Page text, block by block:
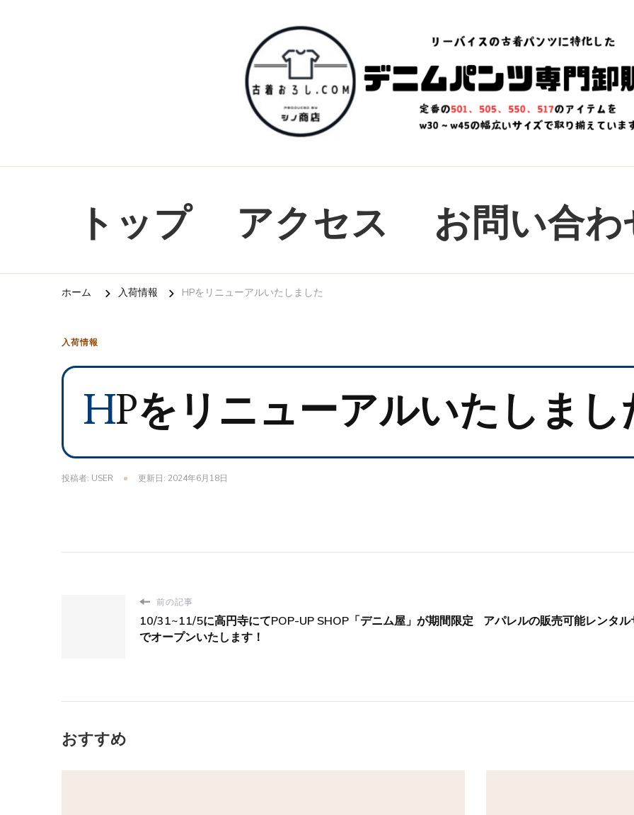
トップ アクセス お問い合
ホーム 入荷情報 HPをリニューアルいたしました
入荷情報
HPをリニューアルいたしまし
投稿者: USER 更新日: 2024年6月18日
前の記事
10/31~11/5に高円寺にてPOP-UP SHOP「デニム屋」が期間限定
でオープンいたします！
アパレルの販売可能レンタ
おすすめ